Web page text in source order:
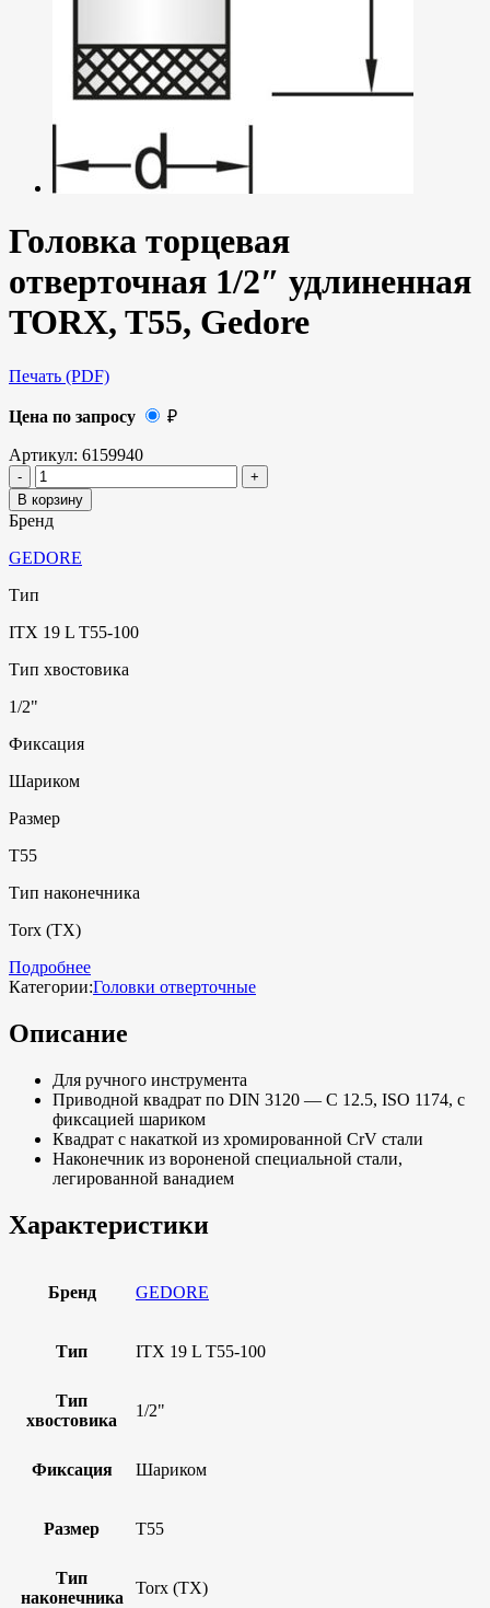
Головка торцевая
отверточная 1/2″ удлиненная
TORX, T55, Gedore
Печать (PDF)
Цена по запросу ₽
Артикул: 6159940
В корзину
Бренд
GEDORE
Тип
ITX 19 L T55-100
Тип хвостовика
1/2"
Фиксация
Шариком
Размер
T55
Тип наконечника
Torx (TX)
Подробнее
Категории:Головки отверточные
Описание
Для ручного инструмента
Приводной квадрат по DIN 3120 — C 12.5, ISO 1174, с
фиксацией шариком
Квадрат с накаткой из хромированной CrV стали
Наконечник из вороненой специальной стали,
легированной ванадием
Характеристики
Бренд GEDORE
Тип ITX 19 L T55-100
Тип
хвостовика
1/2"
Фиксация Шариком
Размер T55
Тип
наконечника
Torx (TX)